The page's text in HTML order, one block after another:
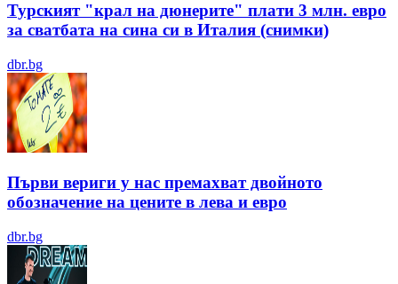
Турският "крал на дюнерите" плати 3 млн. евро
за сватбата на сина си в Италия (снимки)
dbr.bg
Първи вериги у нас премахват двойното
обозначение на цените в лева и евро
dbr.bg